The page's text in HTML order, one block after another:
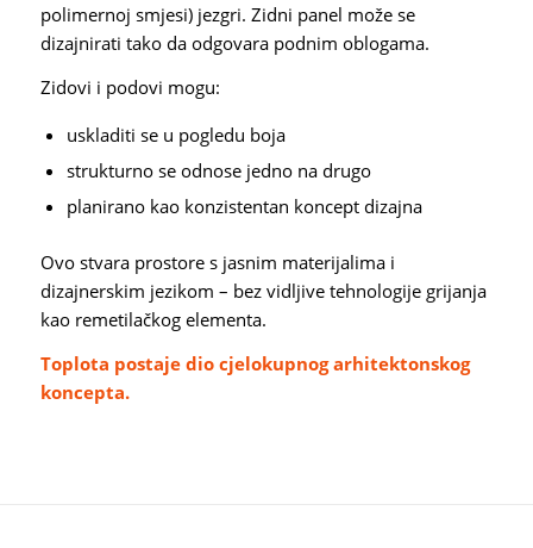
polimernoj smjesi) jezgri. Zidni panel može se
dizajnirati tako da odgovara podnim oblogama.
Zidovi i podovi mogu:
uskladiti se u pogledu boja
strukturno se odnose jedno na drugo
planirano kao konzistentan koncept dizajna
Ovo stvara prostore s jasnim materijalima i
dizajnerskim jezikom – bez vidljive tehnologije grijanja
kao remetilačkog elementa.
Toplota postaje dio cjelokupnog arhitektonskog
koncepta.